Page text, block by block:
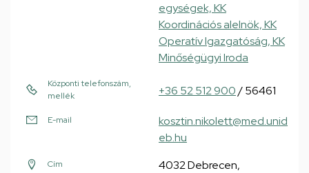
egységek, KK
Koordinációs alelnök, KK
Operatív Igazgatóság, KK
Minőségügyi Iroda
Központi telefonszám,
mellék
+36 52 512 900/ 56461
E-mail
kosztin.nikolett@med.unid
eb.hu
Cím
4032 Debrecen,